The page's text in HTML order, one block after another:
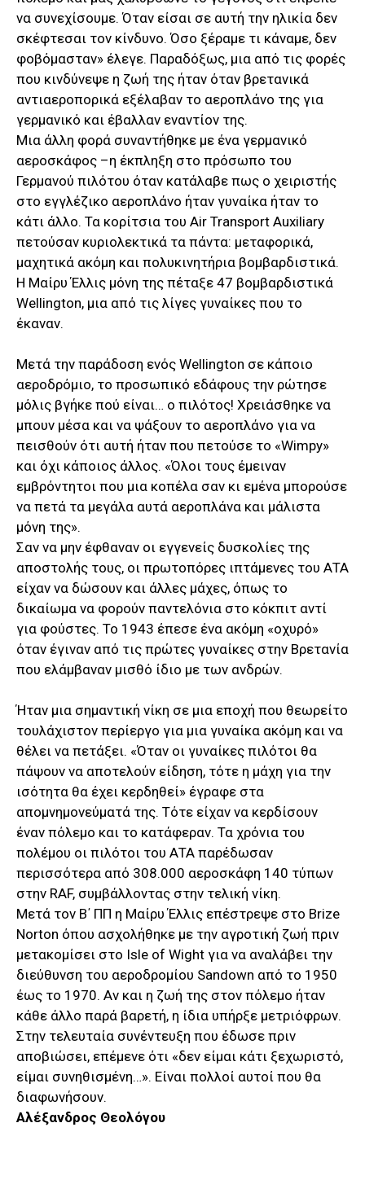
να συνεχίσουμε. Όταν είσαι σε αυτή την ηλικία δεν
σκέφτεσαι τον κίνδυνο. Όσο ξέραμε τι κάναμε, δεν
φοβόμασταν» έλεγε. Παραδόξως, μια από τις φορές
που κινδύνεψε η ζωή της ήταν όταν βρετανικά
αντιαεροπορικά εξέλαβαν το αεροπλάνο της για
γερμανικό και έβαλλαν εναντίον της.
Μια άλλη φορά συναντήθηκε με ένα γερμανικό
αεροσκάφος –η έκπληξη στο πρόσωπο του
Γερμανού πιλότου όταν κατάλαβε πως ο χειριστής
στο εγγλέζικο αεροπλάνο ήταν γυναίκα ήταν το
κάτι άλλο. Τα κορίτσια του Air Transport Auxiliary
πετούσαν κυριολεκτικά τα πάντα: μεταφορικά,
μαχητικά ακόμη και πολυκινητήρια βομβαρδιστικά.
Η Μαίρυ Έλλις μόνη της πέταξε 47 βομβαρδιστικά
Wellington, μια από τις λίγες γυναίκες που το
έκαναν.
Μετά την παράδοση ενός Wellington σε κάποιο
αεροδρόμιο, το προσωπικό εδάφους την ρώτησε
μόλις βγήκε πού είναι… ο πιλότος! Χρειάσθηκε να
μπουν μέσα και να ψάξουν το αεροπλάνο για να
πεισθούν ότι αυτή ήταν που πετούσε το «Wimpy»
και όχι κάποιος άλλος. «Όλοι τους έμειναν
εμβρόντητοι που μια κοπέλα σαν κι εμένα μπορούσε
να πετά τα μεγάλα αυτά αεροπλάνα και μάλιστα
μόνη της».
Σαν να μην έφθαναν οι εγγενείς δυσκολίες της
αποστολής τους, οι πρωτοπόρες ιπτάμενες του ΑΤΑ
είχαν να δώσουν και άλλες μάχες, όπως το
δικαίωμα να φορούν παντελόνια στο κόκπιτ αντί
για φούστες. Το 1943 έπεσε ένα ακόμη «οχυρό»
όταν έγιναν από τις πρώτες γυναίκες στην Βρετανία
που ελάμβαναν μισθό ίδιο με των ανδρών.
Ήταν μια σημαντική νίκη σε μια εποχή που θεωρείτο
τουλάχιστον περίεργο για μια γυναίκα ακόμη και να
θέλει να πετάξει. «Όταν οι γυναίκες πιλότοι θα
πάψουν να αποτελούν είδηση, τότε η μάχη για την
ισότητα θα έχει κερδηθεί» έγραφε στα
απομνημονεύματά της. Τότε είχαν να κερδίσουν
έναν πόλεμο και το κατάφεραν. Τα χρόνια του
πολέμου οι πιλότοι του ΑΤΑ παρέδωσαν
περισσότερα από 308.000 αεροσκάφη 140 τύπων
στην RAF, συμβάλλοντας στην τελική νίκη.
Μετά τον Β΄ ΠΠ η Μαίρυ Έλλις επέστρεψε στο Brize
Norton όπου ασχολήθηκε με την αγροτική ζωή πριν
μετακομίσει στο Isle of Wight για να αναλάβει την
διεύθυνση του αεροδρομίου Sandown από το 1950
έως το 1970. Αν και η ζωή της στον πόλεμο ήταν
κάθε άλλο παρά βαρετή, η ίδια υπήρξε μετριόφρων.
Στην τελευταία συνέντευξη που έδωσε πριν
αποβιώσει, επέμενε ότι «δεν είμαι κάτι ξεχωριστό,
είμαι συνηθισμένη…». Είναι πολλοί αυτοί που θα
διαφωνήσουν.
Αλέξανδρος Θεολόγου